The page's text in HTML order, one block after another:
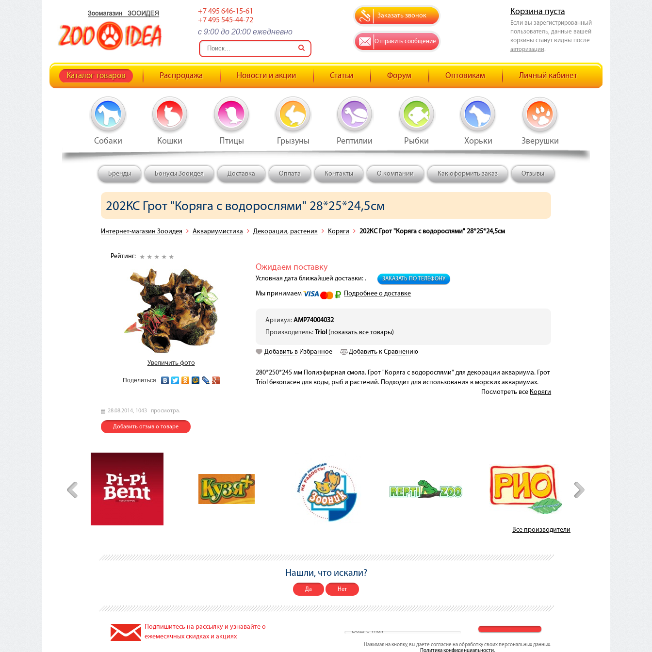
+7 495 646-15-61
+7 495 545-44-72
c 9:00 до 20:00 ежедневно
Заказать звонок
Отправить сообщение
Корзина пуста
Если вы зарегистрированный
пользователь, данные вашей
корзины станут видны после
авторизации.
Каталог товаров Распродажа Новости и акции Статьи Форум Оптовикам Личный кабинет
Собаки Кошки Птицы Грызуны Рептилии Рыбки Хорьки Зверушки
Бренды Бонусы Зооидея Доставка Оплата Контакты О компании Как оформить заказ Отзывы
202КС Грот "Коряга с водорослями" 28*25*24,5см
Интернет-магазин Зооидея Аквариумистика Декорации, растения Коряги 202КС Грот "Коряга с водорослями" 28*25*24,5см
Рейтинг:
Увеличить фото
Поделиться
Ожидаем поставку
Условная дата ближайшей доставки: . ЗАКАЗАТЬ ПО ТЕЛЕФОНУ
Мы принимаем Подробнее о доставке
Артикул:AMP74004032
Производитель: Triol (показать все товары)
Добавить в Избранное Добавить к Сравнению
280*250*245 мм Полиэфирная смола. Грот "Коряга с водорослями" для декорации аквариума. Грот
Triol безопасен для воды, рыб и растений. Подходит для использования в морских аквариумах.
Посмотреть все Коряги
28.08.2014, 1043 просмотра.
Добавить отзыв о товаре
Все производители
Нашли, что искали?
Да Нет
Подпишитесь на рассылку и узнавайте о
ежемесячных скидках и акциях
Нажимая на кнопку, вы даете согласие на обработку своих персональных данных.
Политика конфиденциальности.